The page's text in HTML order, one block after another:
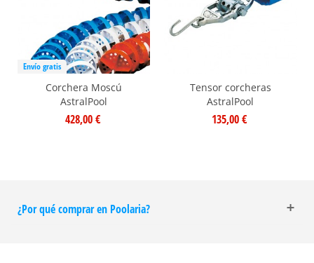
Envío gratis
Corchera Moscú
AstralPool
428,00 €
Tensor corcheras
AstralPool
135,00 €
¿Por qué comprar en Poolaria?